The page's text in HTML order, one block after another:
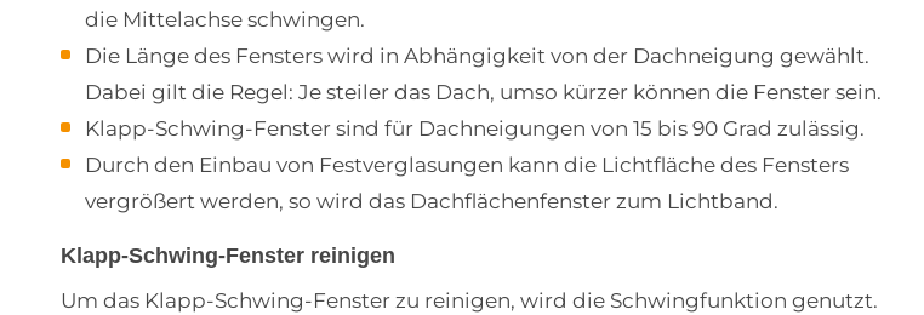
die Mittelachse schwingen.
Die Länge des Fensters wird in Abhängigkeit von der Dachneigung gewählt.
Dabei gilt die Regel: Je steiler das Dach, umso kürzer können die Fenster sein.
Klapp-Schwing-Fenster sind für Dachneigungen von 15 bis 90 Grad zulässig.
Durch den Einbau von Festverglasungen kann die Lichtfläche des Fensters
vergrößert werden, so wird das Dachflächenfenster zum Lichtband.
Klapp-Schwing-Fenster reinigen
Um das Klapp-Schwing-Fenster zu reinigen, wird die Schwingfunktion genutzt.